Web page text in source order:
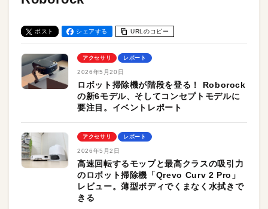
ポスト シェアする URLのコピー
アクセサリ レポート
2026年5月20日
ロボット掃除機が階段を登る！ Roborock
の新6モデル、そしてコンセプトモデルに
要注目。イベントレポート
アクセサリ レポート
2026年5月2日
高速回転するモップと最高クラスの吸引力
のロボット掃除機「Qrevo Curv 2 Pro」
レビュー。薄型ボディでくまなく水拭きで
きる